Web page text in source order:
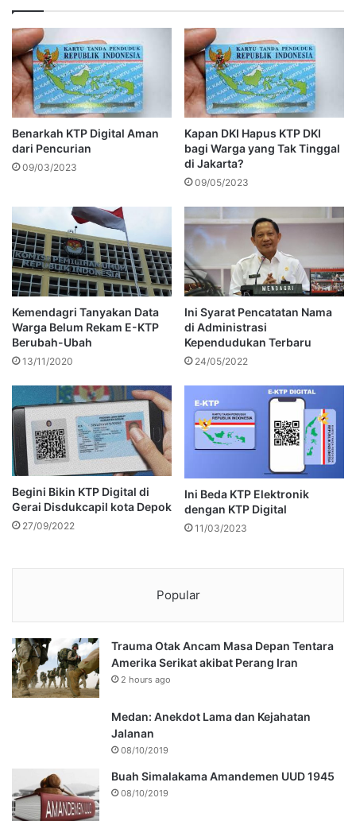
Benarkah KTP Digital Aman
dari Pencurian
09/03/2023
Kapan DKI Hapus KTP DKI
bagi Warga yang Tak Tinggal
di Jakarta?
09/05/2023
Kemendagri Tanyakan Data
Warga Belum Rekam E-KTP
Berubah-Ubah
13/11/2020
Ini Syarat Pencatatan Nama
di Administrasi
Kependudukan Terbaru
24/05/2022
Begini Bikin KTP Digital di
Gerai Disdukcapil kota Depok
27/09/2022
Ini Beda KTP Elektronik
dengan KTP Digital
11/03/2023
Popular
Trauma Otak Ancam Masa Depan Tentara
Amerika Serikat akibat Perang Iran
2 hours ago
Medan: Anekdot Lama dan Kejahatan
Jalanan
08/10/2019
Buah Simalakama Amandemen UUD 1945
08/10/2019